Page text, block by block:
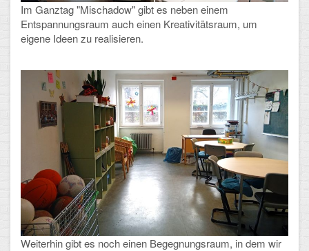
Im Ganztag "Mischadow" gibt es neben einem
Entspannungsraum auch einen Kreativitätsraum, um
eigene Ideen zu realisieren.
Weiterhin gibt es noch einen Begegnungsraum, in dem wir